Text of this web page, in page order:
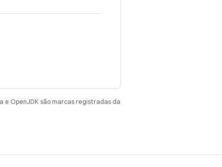
e OpenJDK são marcas registradas da